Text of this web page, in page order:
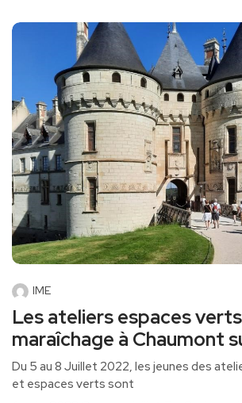
IME
Les ateliers espaces
maraîchage à Chaumont
Du 5 au 8 Juillet 2022, les jeunes des
et espaces verts sont